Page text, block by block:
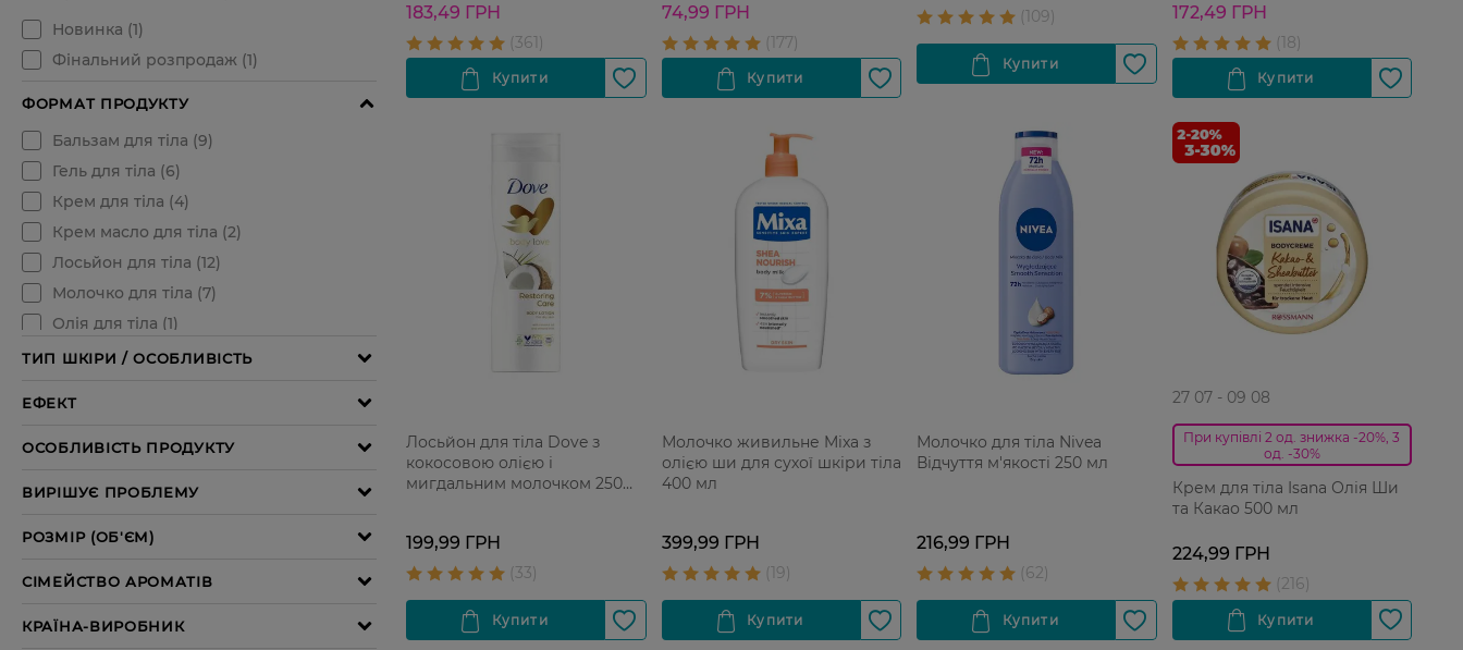
183,49 ГРН 74,99 ГРН 172,49 ГРН
Лосьйон для тіла Dove з
кокосовою олією і
мигдальним молочком 250
199,99 ГРН
Молочко живильне Mixa з
олією ши для сухої шкіри тіла
400 мл
399,99 ГРН
Молочко для тіла Nivea
Відчуття м'якості 250 мл
216,99 ГРН
27 07 - 09 08
При купівлі 2 од. знижка -20%, 3
од. -30%
Крем для тіла Isana Олія Ши
та Какао 500 мл
224,99 ГРН